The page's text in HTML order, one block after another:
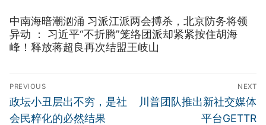
中南海暗潮汹涌 习派江派两会搏杀，北京防务将领
异动 ： 习近平“不折腾”笼络团派却紧紧按住胡海
峰！释放蒋超良再次结盟王岐山
文
章
导
PREVIOUS
Previous
post:
政坛小丑层出不穷，是社
会民粹化的必然结果
NEXT
Next
川普团队推出新社交媒体
平台GETTR